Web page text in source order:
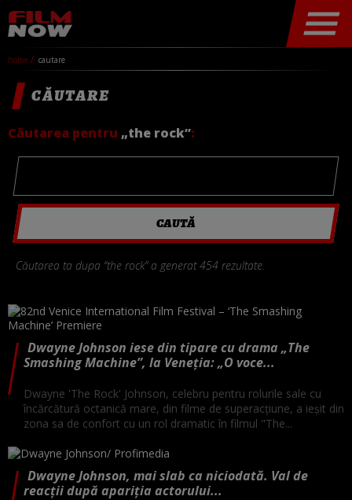
home cautare
CĂUTARE
Căutarea pentru „the rock”:
Căutarea ta dupa “the rock” a generat 454 rezultate.
Dwayne Johnson iese din tipare cu drama „The
Smashing Machine”, la Veneţia: „O voce...
Dwayne 'The Rock' Johnson, celebru pentru rolurile sale cu
încărcătură octanică mare, din filme de superacţiune, a ieşit din
zona sa de confort cu un rol dramatic în filmul "The...
Dwayne Johnson, mai slab ca niciodată. Val de
reacții după apariția actorului...